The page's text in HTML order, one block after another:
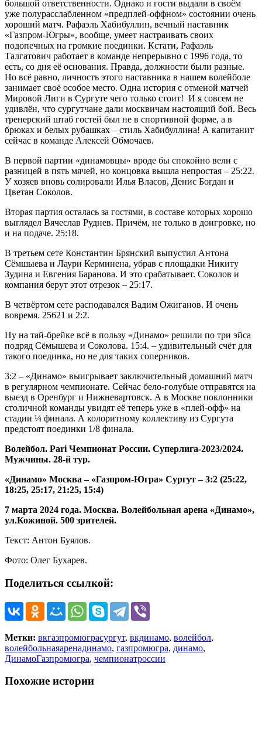
большой ответственности. Однако и гости выдали в своём
уже полурасслабленном «предплей-оффном» состоянии очень
хороший матч. Рафаэль Хабибуллин, вечный наставник
«Газпром-Югры», вообще, умеет настраивать своих
подопечных на громкие поединки. Кстати, Рафаэль
Талгатович работает в команде непрерывно с 1996 года, то
есть, со дня её основания. Правда, должности были разные.
Но всё равно, личность этого наставника в нашем волейболе
занимает своё особое место. Одна история с отменой матчей
Мировой Лиги в Сургуте чего только стоит! И я совсем не
удивлён, что сургутчане дали москвичам настоящий бой. Весь
тренерский штаб гостей был не в спортивной форме, а в
брюках и белых рубашках – стиль Хабибуллина! А капитанит
сейчас в команде Алексей Обмочаев.
В первой партии «динамовцы» вроде бы спокойно вели с
разницей в пять мячей, но концовка вышла непростая – 25:22.
У хозяев вновь солировали Илья Власов, Денис Богдан и
Цветан Соколов.
Вторая партия осталась за гостями, в составе которых хорошо
выглядел Вячеслав Руднев. Причём, не только в доигровке, но
и на подаче. 25:18.
В третьем сете Константин Брянский выпустил Антона
Сёмшыева и Лаури Керминена, убрав с площадки Никиту
Зудина и Евгения Баранова. И это срабатывает. Соколов и
компания берут этот отрезок – 25:17.
В четвёртом сете расподавался Вадим Ожиганов. И очень
вовремя. 25621 и 2:2.
Ну на тай-брейке всё в пользу «Динамо» решили по три эйса
подряд Сёмышева и Соколова. 15:4. – удивительный счёт для
такого поединка, но не для таких соперников.
3:2 – «Динамо» выигрывает заключительный домашний матч
в регулярном чемпионате. Сейчас бело-голубые отправятся на
выезд в Оренбург и Нижневартовск. А в Москве поклонники
столичной команды увидят её теперь уже в «плей-офф» на
стадии ¼ финала. А колоритному коллективу из Сургута
предстоят поединки 1/8 финала.
Волейбол. Pari Чемпионат России. Суперлига-2023/2024.
Мужчины. 28-й тур.
«Динамо» Москва – «Газпром-Югра» Сургут – 3:2 (25:22,
18:25, 25:17, 21:25, 15:4)
7 марта 2024 года. Москва. Волейбольная арена «Динамо»,
ул.Кожиной. 500 зрителей.
Текст: Антон Буялов.
Фото: Олег Бухарев.
Поделиться ссылкой:
Метки: вкгазпромюграсургут, вкдинамо, волейбол,
волейбольнаяаренадинамо, газпромюгра, динамо,
ДинамоГазпромюгра, чемпионатроссии
Похожие истории